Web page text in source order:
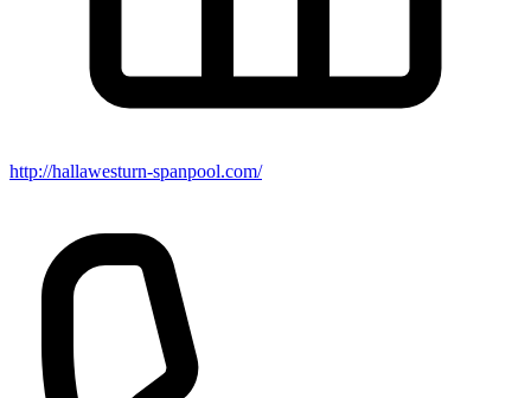
http://hallawesturn-spanpool.com/